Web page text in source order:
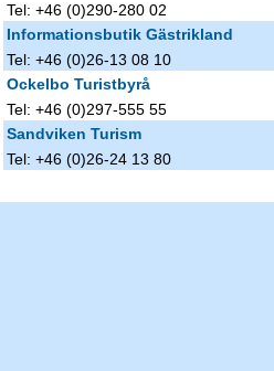
Tel: +46 (0)290-280 02
Informationsbutik Gästrikland
Tel: +46 (0)26-13 08 10
Ockelbo Turistbyrå
Tel: +46 (0)297-555 55
Sandviken Turism
Tel: +46 (0)26-24 13 80